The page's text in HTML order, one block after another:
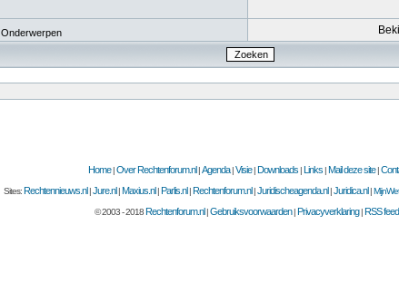
Onderwerpen
Home|Over Rechtenforum.nl |Agenda|Visie|Downloads |Links |Mail deze site|
Sites:Rechtennieuws.nl |Jure.nl |Maxius.nl |Parlis.nl |Rechtenforum.nl |Juridischeagenda.nl |Juridica.nl |
© 2003 - 2018Rechtenforum.nl|Gebruiksvoorwaarden|Privacyverklaring|RSS